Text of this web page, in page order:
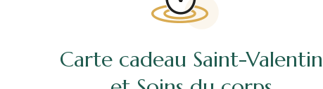
Carte cadeau Saint-Valentin